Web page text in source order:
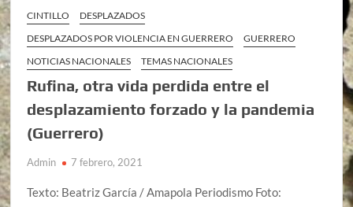
CINTILLO
DESPLAZADOS
DESPLAZADOS POR VIOLENCIA EN GUERRERO
GUERRERO
NOTICIAS NACIONALES
TEMAS NACIONALES
Rufina, otra vida perdida entre el
desplazamiento forzado y la pandemia
(Guerrero)
Admin 7 febrero, 2021
Texto: Beatriz García / Amapola Periodismo Foto: